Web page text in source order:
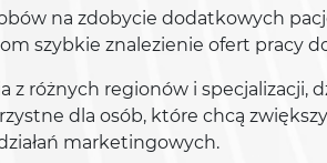
na zdobycie dodatkowych
szybkie znalezienie ofert pracy
z różnych regionów i specjalizacji,
dla osób, które chcą
marketingowych.